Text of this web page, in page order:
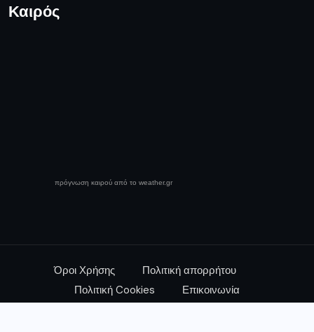
Καιρός
πρόγνωση καιρού από το weather.gr
Όροι Χρήσης
Πολιτική απορρήτου
Πολιτική Cookies
Επικοινωνία